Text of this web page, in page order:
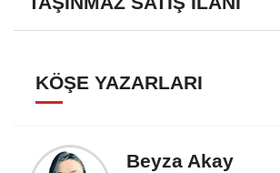
KÖŞE YAZARLARI
Beyza Akay